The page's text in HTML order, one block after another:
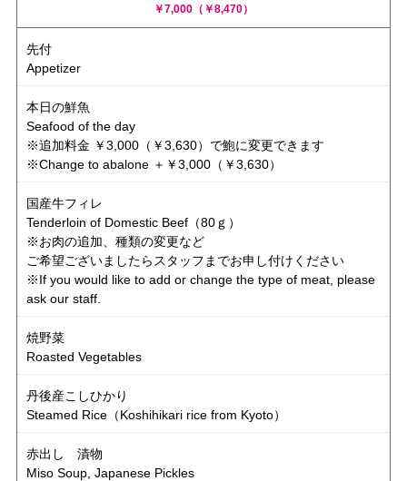
￥7,000（￥8,470）
先付
Appetizer
本日の鮮魚
Seafood of the day
※追加料金 ￥3,000（￥3,630）で鮑に変更できます
※Change to abalone ＋￥3,000（￥3,630）
国産牛フィレ
Tenderloin of Domestic Beef（80ｇ）
※お肉の追加、種類の変更など
ご希望ございましたらスタッフまでお申し付けください
※If you would like to add or change the type of meat, please
ask our staff.
焼野菜
Roasted Vegetables
丹後産こしひかり
Steamed Rice（Koshihikari rice from Kyoto）
赤出し 漬物
Miso Soup, Japanese Pickles